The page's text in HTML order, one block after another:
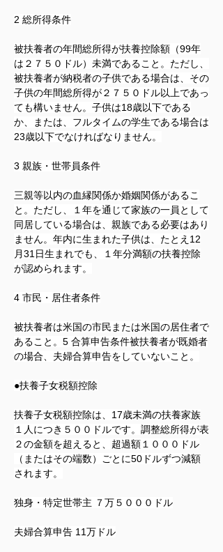
2 総所得条件
被扶養者の年間総所得が扶養控除額（99年
は２７５０ドル）未満であること。ただし、
被扶養者が納税者の子供である場合は、その
子供の年間総所得が２７５０ドル以上であっ
ても構いません。子供は18歳以下である
か、または、フルタイムの学生である場合は
23歳以下でなければなりません。
3 親族・世帯員条件
三親等以内の血縁関係か婚姻関係があるこ
と。ただし、１年を通じて家族の一員として
同居している場合は、親族である必要はあり
ません。年内に生まれた子供は、たとえ12
月31日生まれでも、１年分満額の扶養控除
が認められます。
4 市民・居住者条件
被扶養者は米国の市民または米国の居住者で
あること。 5 合算申告条件被扶養者が既婚者
の場合、夫婦合算申告をしていないこと。
●扶養子女税額控除
扶養子女税額控除は、17歳未満の扶養家族
１人につき５００ドルです。調整総所得が表
２の金額を超えると、超過額１０００ドル
（またはその端数）ごとに50ドルずつ減額
されます。
独身・特定世帯主 ７万５０００ドル
夫婦合算申告 11万ドル